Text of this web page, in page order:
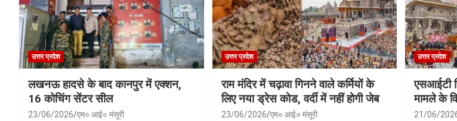
उत्तर प्रदेश
लखनऊ हादसे के बाद कानपुर में एक्शन,
16 कोचिंग सेंटर सील
23/06/2026 एम० आई० मंसूरी
उत्तर प्रदेश
राम मंदिर में चढ़ावा गिनने वाले कर्मियों के
लिए नया ड्रेस कोड, वर्दी में नहीं होगी जेब
23/06/2026 एम० आई० मंसूरी
उत्तर प्रदेश
एसआईटी
मामले के
21/06/